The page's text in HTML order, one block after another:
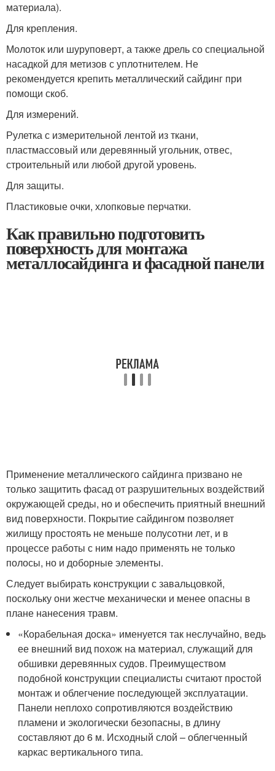
материала).
Для крепления.
Молоток или шуруповерт, а также дрель со специальной
насадкой для метизов с уплотнителем. Не
рекомендуется крепить металлический сайдинг при
помощи скоб.
Для измерений.
Рулетка с измерительной лентой из ткани,
пластмассовый или деревянный угольник, отвес,
строительный или любой другой уровень.
Для защиты.
Пластиковые очки, хлопковые перчатки.
Как правильно подготовить
поверхность для монтажа
металлосайдинга и фасадной панели
Применение металлического сайдинга призвано не
только защитить фасад от разрушительных воздействий
окружающей среды, но и обеспечить приятный внешний
вид поверхности. Покрытие сайдингом позволяет
жилищу простоять не меньше полусотни лет, и в
процессе работы с ним надо применять не только
полосы, но и доборные элементы.
Следует выбирать конструкции с завальцовкой,
поскольку они жестче механически и менее опасны в
плане нанесения травм.
«Корабельная доска» именуется так неслучайно, ведь
ее внешний вид похож на материал, служащий для
обшивки деревянных судов. Преимуществом
подобной конструкции специалисты считают простой
монтаж и облегчение последующей эксплуатации.
Панели неплохо сопротивляются воздействию
пламени и экологически безопасны, в длину
составляют до 6 м. Исходный слой – облегченный
каркас вертикального типа.